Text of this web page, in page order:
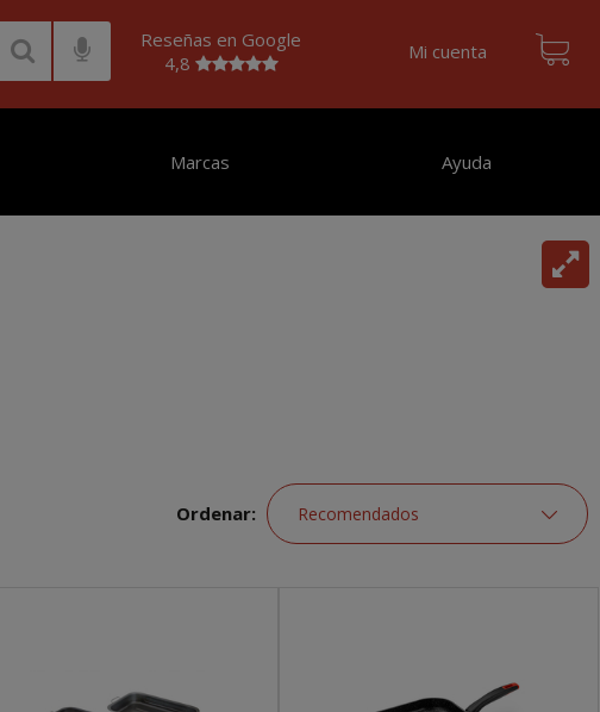
Reseñas en Google
4,8
Mi cuenta
Marcas Ayuda
Ordenar: